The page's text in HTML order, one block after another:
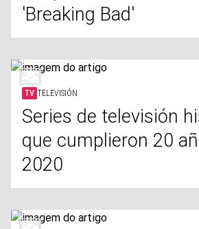
'Breaking Bad'
TV TELEVISIÓN
Series de televisión
que cumplieron 20
2020